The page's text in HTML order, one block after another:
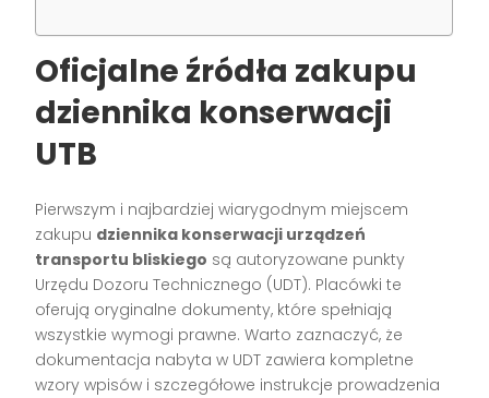
Oficjalne źródła zakupu
dziennika konserwacji
UTB
Pierwszym i najbardziej wiarygodnym miejscem
zakupu dziennika konserwacji urządzeń
transportu bliskiego są autoryzowane punkty
Urzędu Dozoru Technicznego (UDT). Placówki te
oferują oryginalne dokumenty, które spełniają
wszystkie wymogi prawne. Warto zaznaczyć, że
dokumentacja nabyta w UDT zawiera kompletne
wzory wpisów i szczegółowe instrukcje prowadzenia